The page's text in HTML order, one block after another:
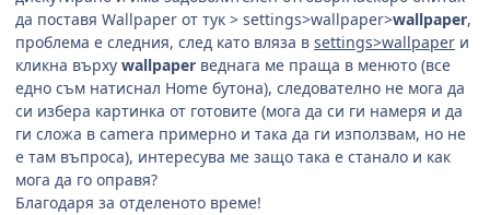
да поставя Wallpaper от тук > settings>wallpaper>wallpaper,
проблема е следния, след като вляза в settings>wallpaper и
кликна върху wallpaper веднага ме праща в менюто (все
едно съм натиснал Home бутона), следователно не мога да
си избера картинка от готовите (мога да си ги намеря и да
ги сложа в camera примерно и така да ги използвам, но не
е там въпроса), интересува ме защо така е станало и как
мога да го оправя?
Благодаря за отделеното време!